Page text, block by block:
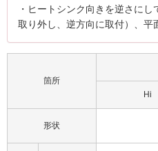
・ヒートシンク向きを逆さに
取り外し、逆方向に取付）、平
箇所
Hi
形状